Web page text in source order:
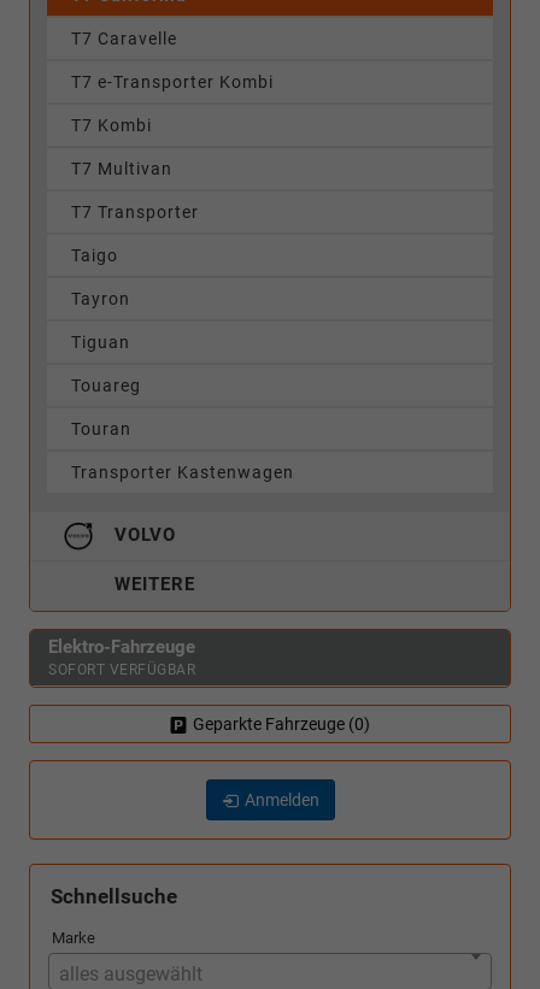
T7 Caravelle
T7 e-Transporter Kombi
T7 Kombi
T7 Multivan
T7 Transporter
Taigo
Tayron
Tiguan
Touareg
Touran
Transporter Kastenwagen
VOLVO
WEITERE
Elektro-Fahrzeuge
SOFORT VERFÜGBAR
Geparkte Fahrzeuge (0)
Anmelden
Schnellsuche
Marke
alles ausgewählt